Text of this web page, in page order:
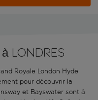
Londres
Royale London Hyde
pour découvrir la
et Bayswater sont à